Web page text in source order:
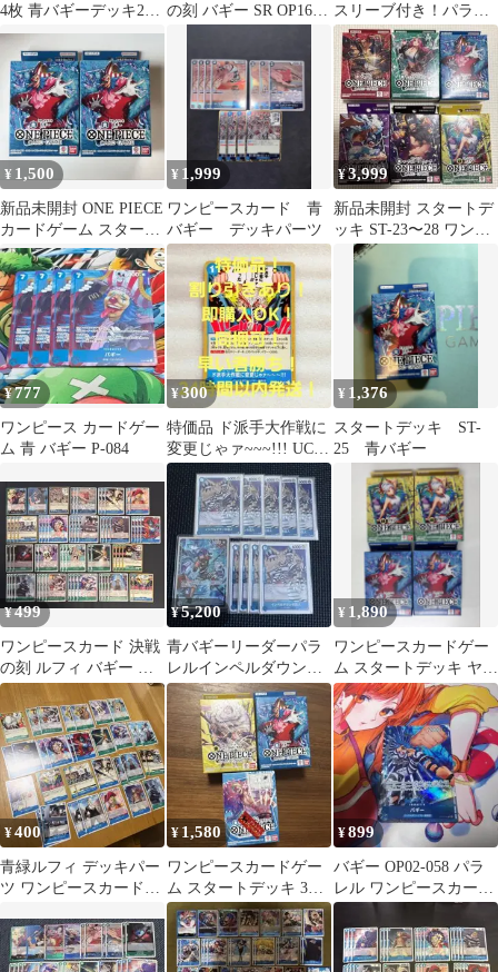
4枚 青バギーデッキ24
時間以内発送
の刻 バギー SR OP16-
スリーブ付き！パラレ
ル有り まとめ売り
引退品
¥ 1,500
新品未開封 ONE PIECE
カードゲーム スタート
デッキ 青 バギー 2個
¥ 1,999
ワンピースカード 青
バギー デッキパーツ
¥3,999
新品未開封 スタートデ
ッキ ST-23〜28 ワンピ
ースカードゲーム
¥777
ワンピース カードゲー
ム 青 バギー P-084
¥300
特価品 ド派手大作戦に
変更じゃァ~~~!!! UC 1
コス 青 1枚 決戦の刻
¥ 1,376
スタートデッキ ST-
25 青バギー
¥499
ワンピースカード 決戦
の刻 ルフィ バギー 緑
青 デッキパーツ インペ
ルダウン
¥5,200
青バギーリーダーパラ
レルインペルダウン囚
人×9 10枚セット＋デッ
キパーツ23枚
¥ 1,890
ワンピースカードゲー
ム スタートデッキ ヤマ
ト バギー 4個セット
¥400
青緑ルフィ デッキパー
ツ ワンピースカードゲ
¥ 1,580
ワンピースカードゲー
ム スタートデッキ 3種
セット
¥899
バギー OP02-058 パラ
レル ワンピースカー
ド パラレル